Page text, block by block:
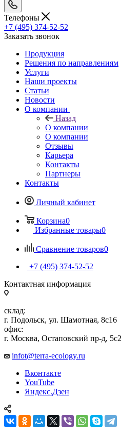
Телефоны
+7 (495) 374-52-52
Заказать звонок
Продукция
Решения по направлениям
Услуги
Наши проекты
Статьи
Новости
О компании
Назад
О компании
О компании
Отзывы
Карьера
Контакты
Партнеры
Контакты
Личный кабинет
Корзина0
Избранные товары0
Сравнение товаров0
+7 (495) 374-52-52
Контактная информация
склад:
г. Подольск, ул. Шамотная, 8с16
офис:
г. Москва, Остаповский пр-д, 5с2
infot@terra-ecology.ru
Вконтакте
YouTube
Яндекс.Дзен